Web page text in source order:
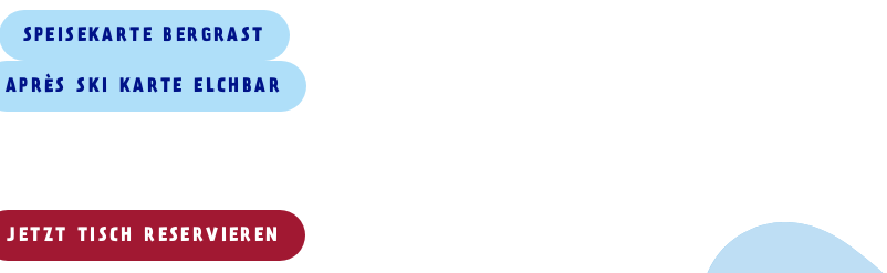
SPEISEKARTE BERGRAST
APRÈS SKI KARTE ELCHBAR
JETZT TISCH RESERVIEREN